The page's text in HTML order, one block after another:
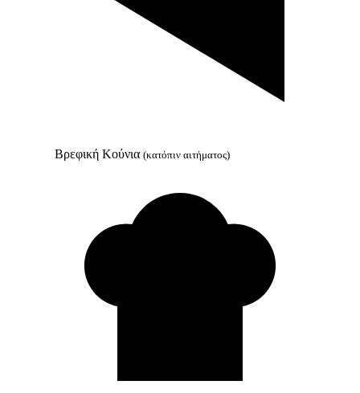
Βρεφική Κούνια (κατόπιν αιτήματος)